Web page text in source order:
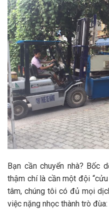
Bạn cần chuyển nhà? Bốc
thậm chí là cần một đội
tâm, chúng tôi có đủ mọi
việc nặng nhọc thành trò đùa: